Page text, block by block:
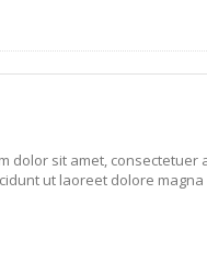
dolor sit amet, consectetuer
ut laoreet dolore